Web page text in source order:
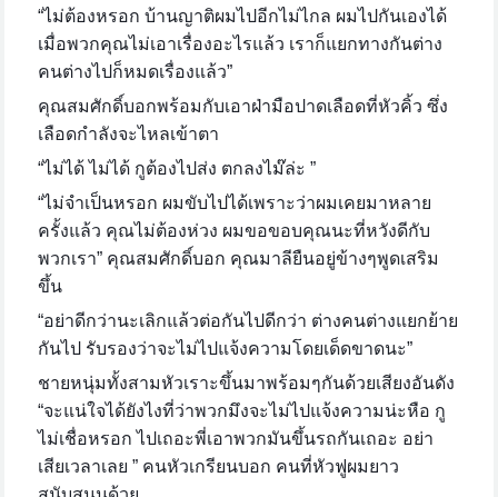
“ไม่ต้องหรอก บ้านญาติผมไปอีกไม่ไกล ผมไปกันเองได้
เมื่อพวกคุณไม่เอาเรื่องอะไรแล้ว เราก็แยกทางกันต่าง
คนต่างไปก็หมดเรื่องแล้ว”
คุณสมศักดิ์บอกพร้อมกับเอาฝ่ามือปาดเลือดที่หัวคิ้ว ซึ่ง
เลือดกำลังจะไหลเข้าตา
“ไม่ได้ ไม่ได้ กูต้องไปส่ง ตกลงไม๊ล่ะ ”
“ไม่จำเป็นหรอก ผมขับไปได้เพราะว่าผมเคยมาหลาย
ครั้งแล้ว คุณไม่ต้องห่วง ผมขอขอบคุณนะที่หวังดีกับ
พวกเรา” คุณสมศักดิ์บอก คุณมาลียืนอยู่ข้างๆพูดเสริม
ขึ้น
“อย่าดีกว่านะเลิกแล้วต่อกันไปดีกว่า ต่างคนต่างแยกย้าย
กันไป รับรองว่าจะไม่ไปแจ้งความโดยเด็ดขาดนะ”
ชายหนุ่มทั้งสามหัวเราะขึ้นมาพร้อมๆกันด้วยเสียงอันดัง
“จะแน่ใจได้ยังไงที่ว่าพวกมึงจะไม่ไปแจ้งความน่ะหือ กู
ไม่เชื่อหรอก ไปเถอะพี่เอาพวกมันขึ้นรถกันเถอะ อย่า
เสียเวลาเลย ” คนหัวเกรียนบอก คนที่หัวฟูผมยาว